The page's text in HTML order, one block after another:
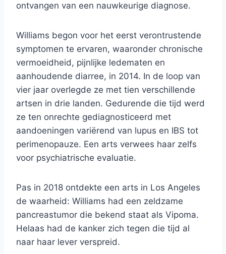
ontvangen van een nauwkeurige diagnose.
Williams begon voor het eerst verontrustende
symptomen te ervaren, waaronder chronische
vermoeidheid, pijnlijke ledematen en
aanhoudende diarree, in 2014. In de loop van
vier jaar overlegde ze met tien verschillende
artsen in drie landen. Gedurende die tijd werd
ze ten onrechte gediagnosticeerd met
aandoeningen variërend van lupus en IBS tot
perimenopauze. Een arts verwees haar zelfs
voor psychiatrische evaluatie.
Pas in 2018 ontdekte een arts in Los Angeles
de waarheid: Williams had een zeldzame
pancreastumor die bekend staat als Vipoma.
Helaas had de kanker zich tegen die tijd al
naar haar lever verspreid.